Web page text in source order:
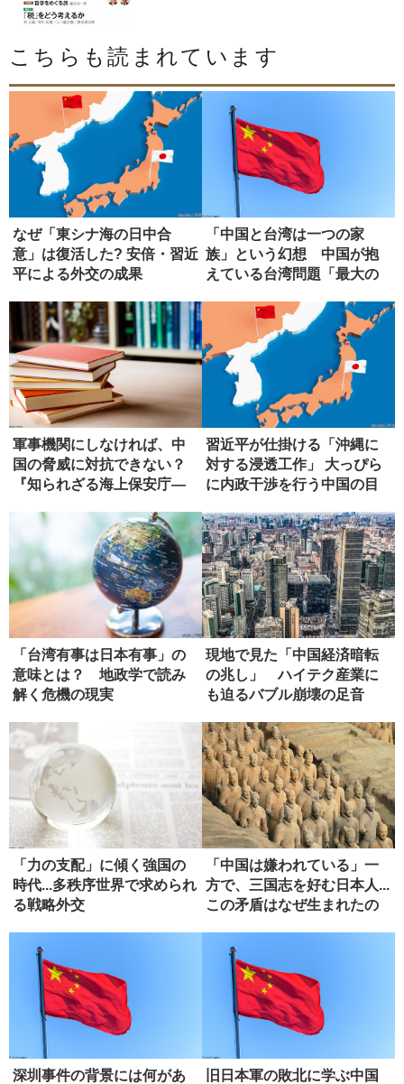
こちらも読まれています
なぜ「東シナ海の日中合
意」は復活した? 安倍・習近
平による外交の成果
「中国と台湾は一つの家
族」という幻想 中国が抱
えている台湾問題「最大の
軍事機関にしなければ、中
国の脅威に対抗できない？
『知られざる海上保安庁―
習近平が仕掛ける「沖縄に
対する浸透工作」 大っぴら
に内政干渉を行う中国の目
「台湾有事は日本有事」の
意味とは？ 地政学で読み
解く危機の現実
現地で見た「中国経済暗転
の兆し」 ハイテク産業に
も迫るバブル崩壊の足音
「力の支配」に傾く強国の
時代...多秩序世界で求められ
る戦略外交
「中国は嫌われている」一
方で、三国志を好む日本人...
この矛盾はなぜ生まれたの
深圳事件の背景には何があ
旧日本軍の敗北に学ぶ中国